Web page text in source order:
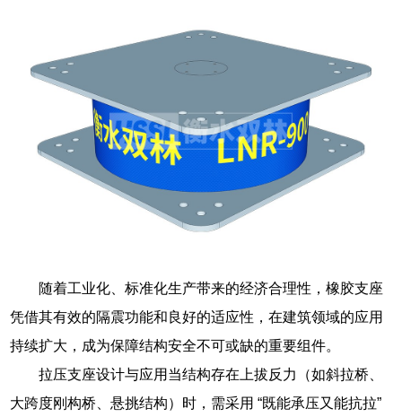
随着工业化、标准化生产带来的经济合理性，橡胶支座
凭借其有效的隔震功能和良好的适应性，在建筑领域的应用
持续扩大，成为保障结构安全不可或缺的重要组件。
拉压支座设计与应用当结构存在上拔反力（如斜拉桥、
大跨度刚构桥、悬挑结构）时，需采用 “既能承压又能抗拉”